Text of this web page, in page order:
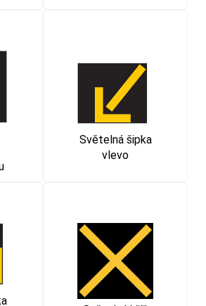
Světelná šipka
vlevo